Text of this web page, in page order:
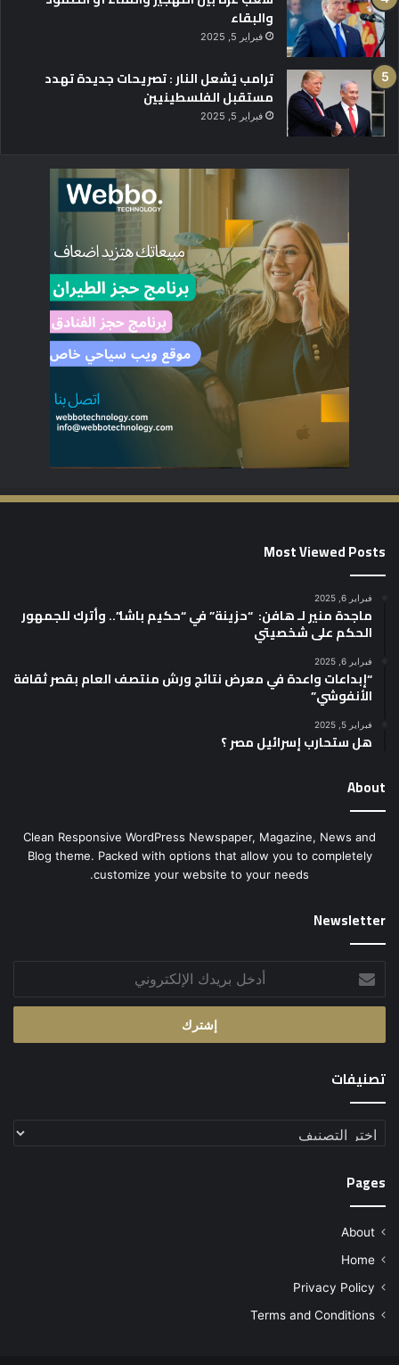
والبقاء
فبراير 5, 2025
ترامب يُشعل النار : تصريحات جديدة تهدد
مستقبل الفلسطينيين
فبراير 5, 2025
Most Viewed Posts
فبراير 6, 2025
ماجدة منير لـ هافن: “حزينة” في “حكيم باشا”.. وأترك للجمهور
الحكم على شخصيتي
فبراير 6, 2025
“إبداعات واعدة في معرض نتائج ورش منتصف العام بقصر ثقافة
الأنفوشي”
فبراير 5, 2025
هل ستحارب إسرائيل مصر ؟
About
Clean Responsive WordPress Newspaper, Magazine, News and
Blog theme. Packed with options that allow you to completely
customize your website to your needs.
Newsletter
بريدك
الإلكتروني
تصنيفات
تصنيفات
Pages
About
Home
Privacy Policy
Terms and Conditions